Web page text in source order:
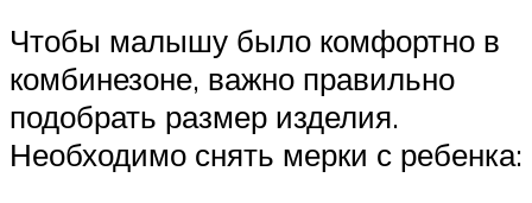
Чтобы малышу было комфортно в
комбинезоне, важно правильно
подобрать размер изделия.
Необходимо снять мерки с ребенка: